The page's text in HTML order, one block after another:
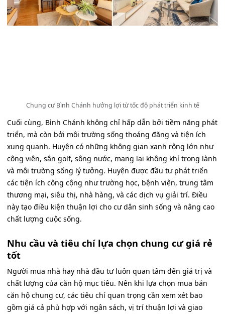
Chung cư Bình Chánh hưởng lợi từ tốc độ phát triển kinh tế
Cuối cùng, Bình Chánh không chỉ hấp dẫn bởi tiềm năng phát
triển, mà còn bởi môi trường sống thoáng đãng và tiện ích
xung quanh. Huyện có những không gian xanh rộng lớn như
công viên, sân golf, sông nước, mang lại không khí trong lành
và môi trường sống lý tưởng. Huyện được đầu tư phát triển
các tiện ích công cộng như trường học, bệnh viện, trung tâm
thương mại, siêu thị, nhà hàng, và các dịch vụ giải trí. Điều
này tạo điều kiện thuận lợi cho cư dân sinh sống và nâng cao
chất lượng cuộc sống.
Nhu cầu và tiêu chí lựa chọn chung cư giá rẻ
tốt
Người mua nhà hay nhà đầu tư luôn quan tâm đến giá trị và
chất lượng của căn hộ mục tiêu. Nên khi lựa chọn mua bán
căn hộ chung cư, các tiêu chí quan trọng cần xem xét bao
gồm giá cả phù hợp với ngân sách, vị trí thuận lợi và giao